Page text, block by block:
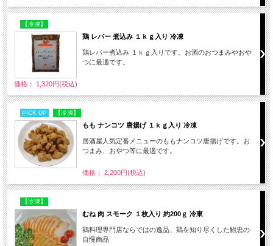
【冷凍】
鶏 レバー 煮込み １ｋｇ入り 冷凍
鶏レバー煮込み １ｋｇ入りです。お酒のおつまみやおや
つに最適です。
価格： 1,320円(税込)
PICK UP 【冷凍】
もも ナンコツ 唐揚げ １ｋｇ入り 冷凍
居酒屋人気定番メニューのももナンコツ唐揚げです。お
つまみ、おやつ等に最適です。
価格： 2,200円(税込)
【冷凍】
むね 肉 スモーク １枚入り 約200ｇ 冷東
鶏料理専門店ならではの逸品、鶏を知り尽くした鮒忠の
自慢商品